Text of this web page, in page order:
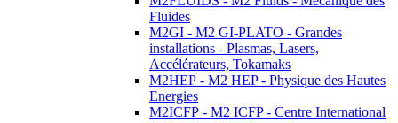
Fluides
M2GI - M2 GI-PLATO - Grandes
installations - Plasmas, Lasers,
Accélérateurs, Tokamaks
M2HEP - M2 HEP - Physique des Hautes
Energies
M2ICFP - M2 ICFP - Centre International